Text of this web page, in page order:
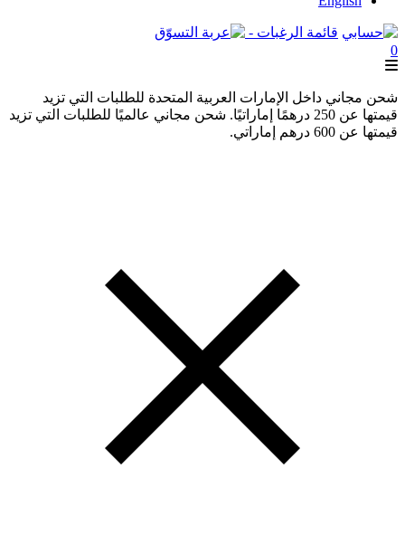
قائمة الرغبات -
0
شحن مجاني داخل الإمارات العربية المتحدة للطلبات التي تزيد
قيمتها عن 250 درهمًا إماراتيًا. شحن مجاني عالميًا للطلبات التي تزيد
قيمتها عن 600 درهم إماراتي.